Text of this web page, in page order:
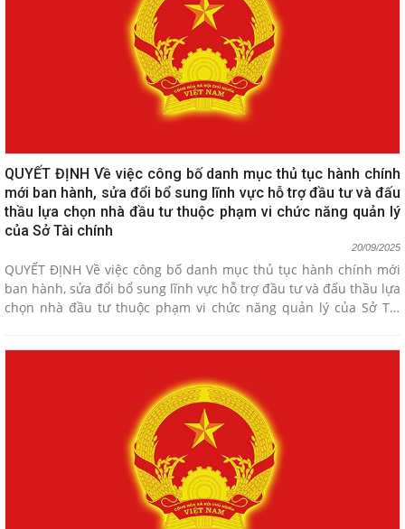
QUYẾT ĐỊNH Về việc công bố danh mục thủ tục hành chính
mới ban hành, sửa đổi bổ sung lĩnh vực hỗ trợ đầu tư và đấu
thầu lựa chọn nhà đầu tư thuộc phạm vi chức năng quản lý
của Sở Tài chính
20/09/2025
QUYẾT ĐỊNH Về việc công bố danh mục thủ tục hành chính mới
ban hành, sửa đổi bổ sung lĩnh vực hỗ trợ đầu tư và đấu thầu lựa
chọn nhà đầu tư thuộc phạm vi chức năng quản lý của Sở Tài